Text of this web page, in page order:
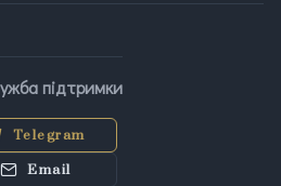
підтримки
Telegram
Email